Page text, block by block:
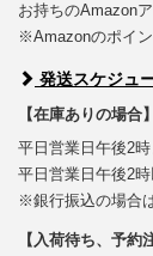
お持ちのAmazon
※Amazonのポイン
発送スケジュ
【在庫ありの場合】
平日営業日午後2
平日営業日午後2
※銀行振込の場合
【入荷待ち、予約